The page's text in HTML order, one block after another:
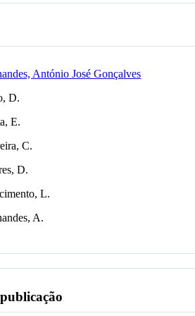
António José Gonçalves
D.
E.
C.
D.
L.
A.